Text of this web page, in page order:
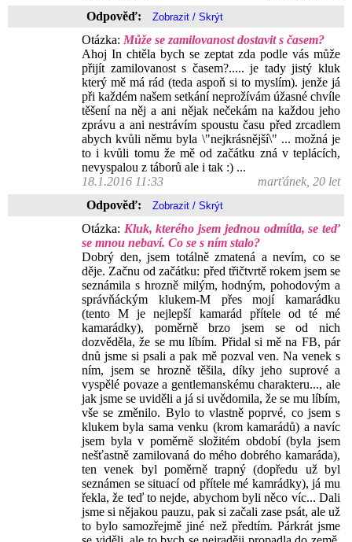
Odpověď:
Otázka: Může se zamilovanost dostavit s časem?
Ahoj In chtěla bych se zeptat zda podle vás může
přijít zamilovanost s časem?..... je tady jistý kluk
který mě má rád (teda aspoň si to myslím). jenže já
při každém našem setkání neprožívám úžasné chvíle
těšení na něj a ani nějak nečekám na každou jeho
zprávu a ani nestrávím spoustu času před zrcadlem
abych kvůli němu byla \"nejkrásnější\" ... možná je
to i kvůli tomu že mě od začátku zná v teplácích,
nevyspalou z táborů ale i tak :) ...
18.1.2016 11:33
marťánek, 20 let
Odpověď:
Otázka: Kluk, kterého jsem jednou odmítla, se teď
se mnou nebaví. Co se s ním stalo?
Dobrý den, jsem totálně zmatená a nevím, co se
děje. Začnu od začátku: před třičtvrtě rokem jsem se
seznámila s hrozně milým, hodným, pohodovým a
správňáckým klukem-M přes mojí kamarádku
(tento M je nejlepší kamarád přítele od té mé
kamarádky), poměrně brzo jsem se od nich
dozvěděla, že se mu líbím. Přidal si mě na FB, pár
dnů jsme si psali a pak mě pozval ven. Na venek s
ním, jsem se hrozně těšila, díky jeho suprové a
vyspělé povaze a gentlemanskému charakteru..., ale
jak jsme se uviděli a já si uvědomila, že se mu líbím,
vše se změnilo. Bylo to vlastně poprvé, co jsem s
klukem byla sama venku (krom kamarádů) a navíc
jsem byla v poměrně složitém období (byla jsem
nešťastně zamilovaná do mého dobrého kamaráda),
ten venek byl poměrně trapný (dopředu už byl
seznámen se situací od přítele mé kamrádky), já mu
řekla, že teď to nejde, abychom byli něco víc... Dali
jsme si nějakou pauzu, pak si začali zase psát, ale už
to bylo samozřejmě jiné než předtím. Párkrát jsme